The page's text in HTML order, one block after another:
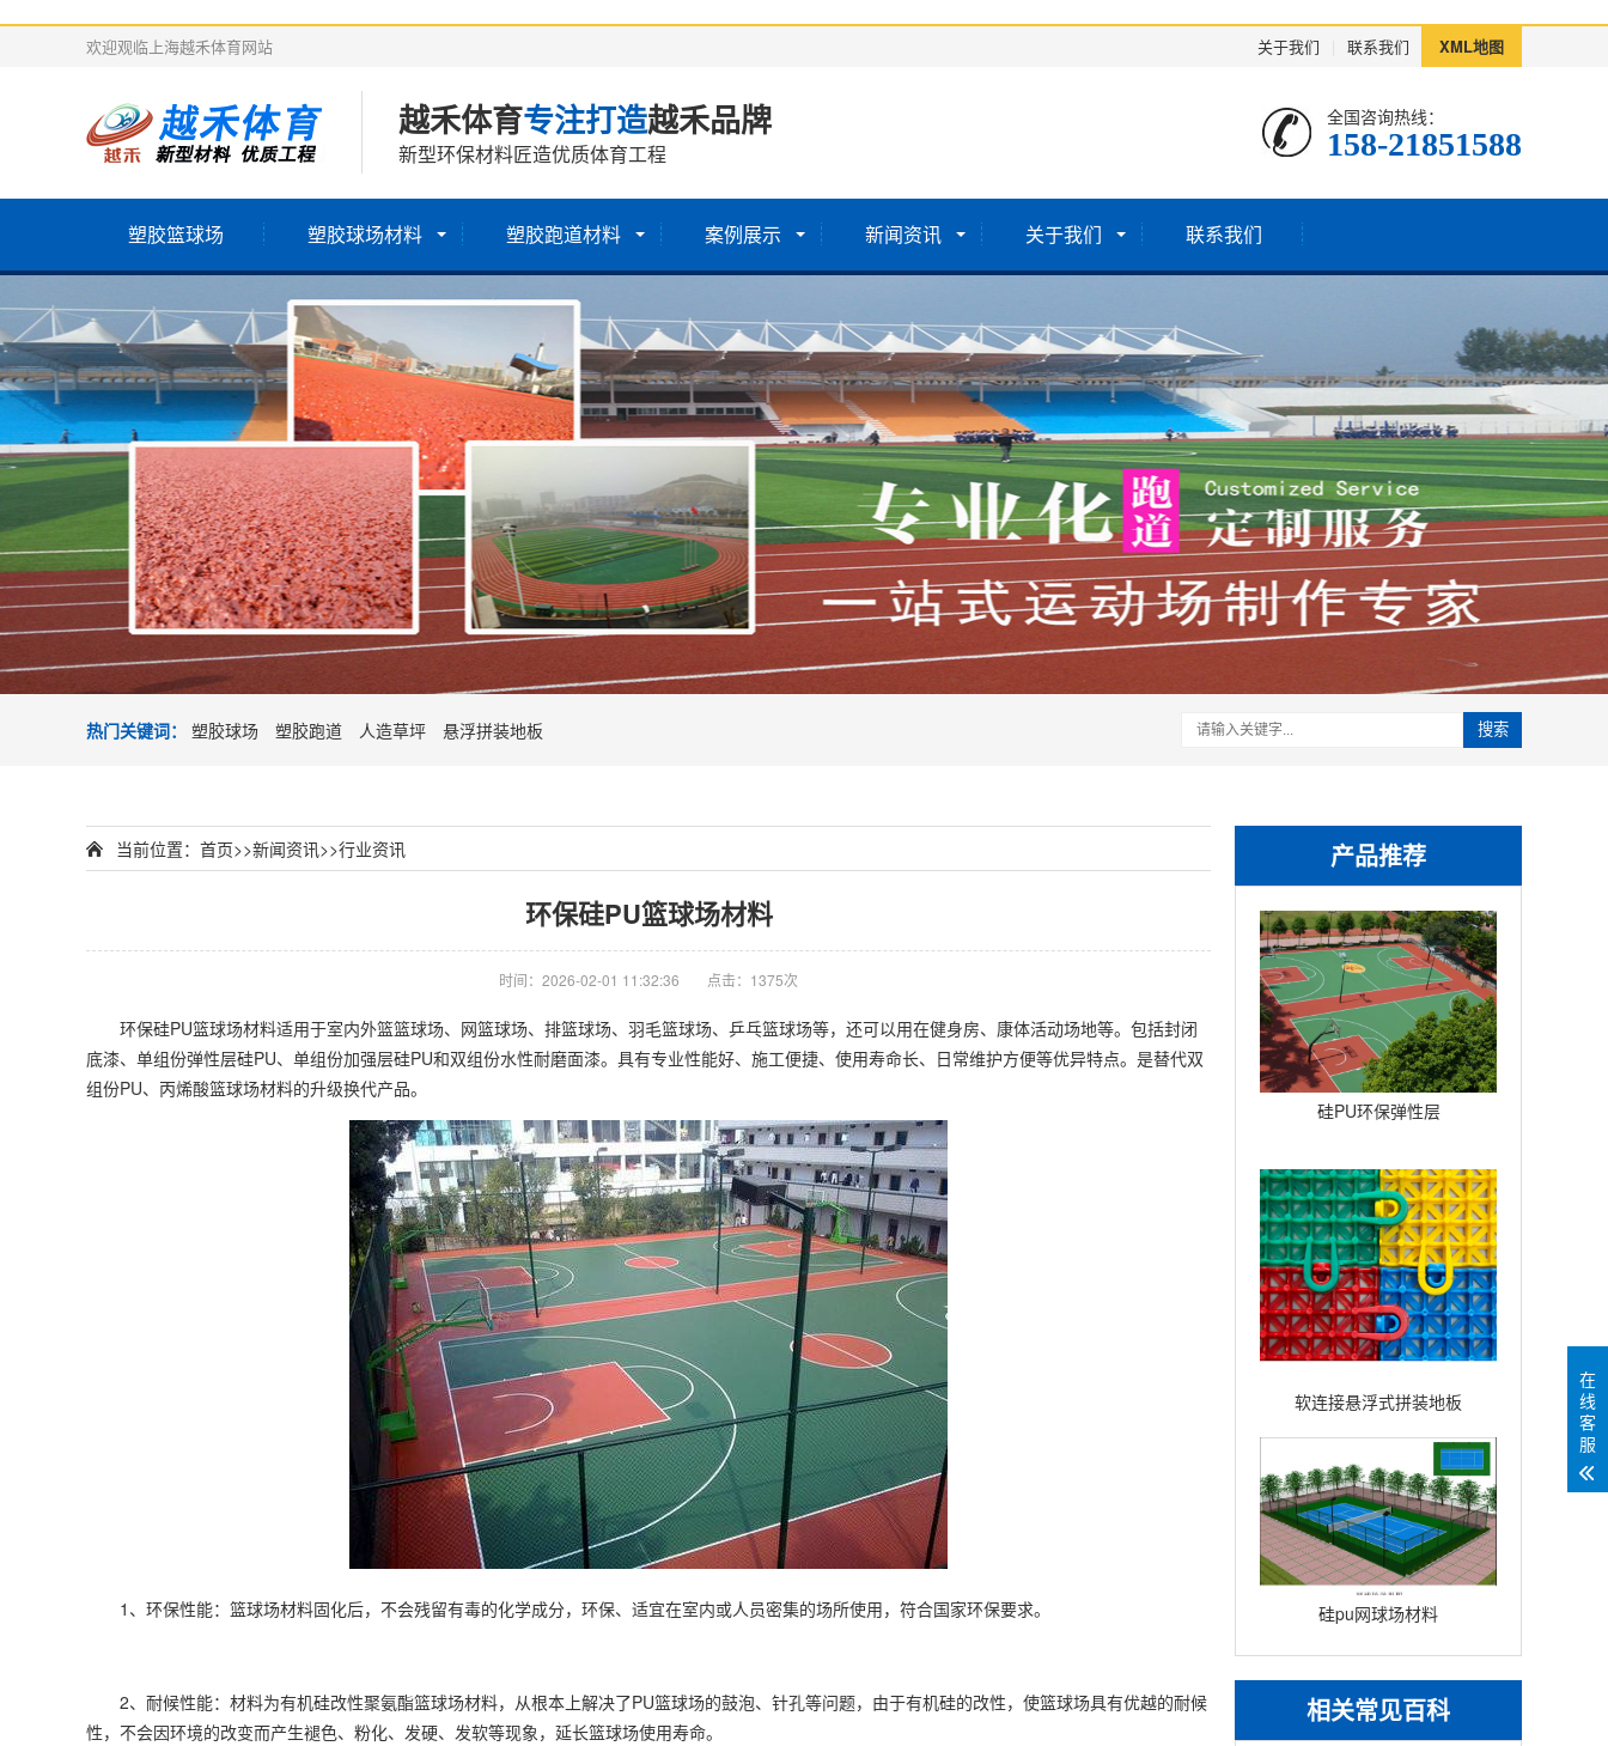
关于我们 联系我们 XML地图
欢迎观临上海越禾体育网站
越禾体育专注打造越禾品牌
新型环保材料匠造优质体育工程
全国咨询热线：
158-21851588
塑胶篮球场 塑胶球场材料 塑胶跑道材料 案例展示 新闻资讯 关于我们 联系我们
热门关键词： 塑胶球场 塑胶跑道 人造草坪 悬浮拼装地板 搜索
产品推荐
硅PU环保弹性层
软连接悬浮式拼装地板
硅pu网球场材料
相关常见百科
当前位置： 首页>>新闻资讯>>行业资讯
环保硅PU篮球场材料
时间：2026-02-01 11:32:36 点击：1375次
环保硅PU篮球场材料适用于室内外篮篮球场、网篮球场、排篮球场、羽毛篮球场、乒乓篮球场等，还可以用在健身房、康体活动场地等。包括封闭
底漆、单组份弹性层硅PU、单组份加强层硅PU和双组份水性耐磨面漆。具有专业性能好、施工便捷、使用寿命长、日常维护方便等优异特点。是替代双
组份PU、丙烯酸篮球场材料的升级换代产品。
1、环保性能：篮球场材料固化后，不会残留有毒的化学成分，环保、适宜在室内或人员密集的场所使用，符合国家环保要求。
2、耐候性能：材料为有机硅改性聚氨酯篮球场材料，从根本上解决了PU篮球场的鼓泡、针孔等问题，由于有机硅的改性，使篮球场具有优越的耐候
性，不会因环境的改变而产生褪色、粉化、发硬、发软等现象，延长篮球场使用寿命。
在
线
客
服